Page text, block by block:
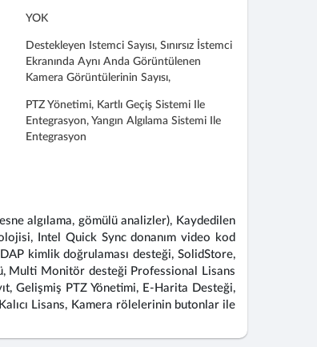
YOK
Destekleyen Istemci Sayısı, Sınırsız İstemci
Ekranında Aynı Anda Görüntülenen
Kamera Görüntülerinin Sayısı,
PTZ Yönetimi, Kartlı Geçiş Sistemi Ile
Entegrasyon, Yangın Algılama Sistemi Ile
Entegrasyon
algılama, gömülü analizler), Kaydedilen
Intel Quick Sync donanım video kod
kimlik doğrulaması desteği, SolidStore,
Multi Monitör desteği Professional Lisans
Gelişmiş PTZ Yönetimi, E-Harita Desteği,
Lisans, Kamera rölelerinin butonlar ile